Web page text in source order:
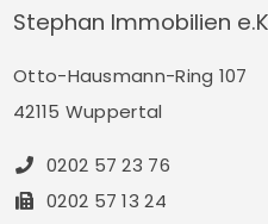
Stephan Immobilien
Otto-Hausmann-Ring 107
42115 Wuppertal
0202 57 23 76
0202 57 13 24